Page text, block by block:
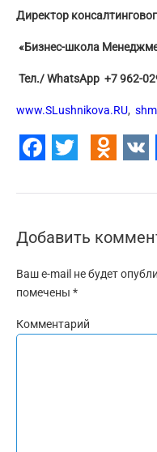
Директор
«Бизнес-школа
Тел./ WhatsApp +7 962-
www.SLushnikova.RU,
Добавить
Ваш e-mail не будет
помечены *
Комментарий